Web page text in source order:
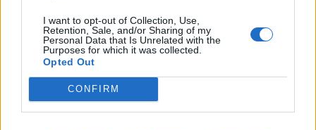
I want to opt-out of Collection, Use,
Retention, Sale, and/or Sharing of my
Personal Data that Is Unrelated with the
Purposes for which it was collected.
Opted Out
CONFIRM
Διάβασε επίσης